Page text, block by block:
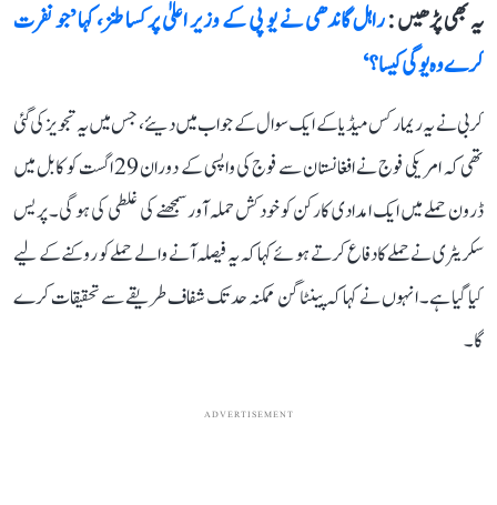
یہ بھی پڑھیں :راہل گاندھی نے یو پی کے وزیر اعلیٰ پر کسا طنز، کہا ’جو نفرت
کرے وہ یوگی کیسا؟‘
کربی نے یہ ریمارکس میڈیا کے ایک سوال کے جواب میں دیئے، جس میں یہ تجویز کی گئی
تھی کہ امریکی فوج نے افغانستان سے فوج کی واپسی کے دوران 29 اگست کو کابل میں
ڈرون حملے میں ایک امدادی کارکن کو خودکش حملہ آور سمجھنے کی غلطی کی ہو گی۔ پریس
سکریٹری نے حملے کا دفاع کرتے ہوئے کہا کہ یہ فیصلہ آنے والے حملے کو روکنے کے لیے
کیا گیا ہے۔ انہوں نے کہا کہ پینٹاگن ممکنہ حد تک شفاف طریقے سے تحقیقات کرے
گا۔
ADVERTISEMENT